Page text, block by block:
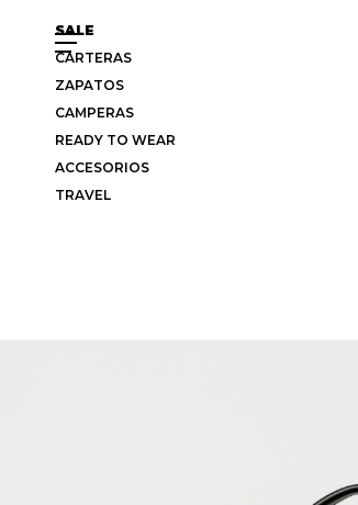
SALE
CARTERAS
ZAPATOS
CAMPERAS
READY TO WEAR
ACCESORIOS
TRAVEL